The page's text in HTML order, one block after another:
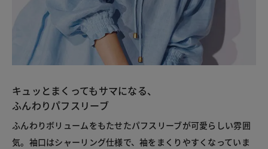
キュッとまくってもサマになる、
ふんわりパフスリーブ
ふんわりボリュームをもたせたパフスリーブが可愛らしい雰囲
気。袖口はシャーリング仕様で、袖をまくりやすくなっていま